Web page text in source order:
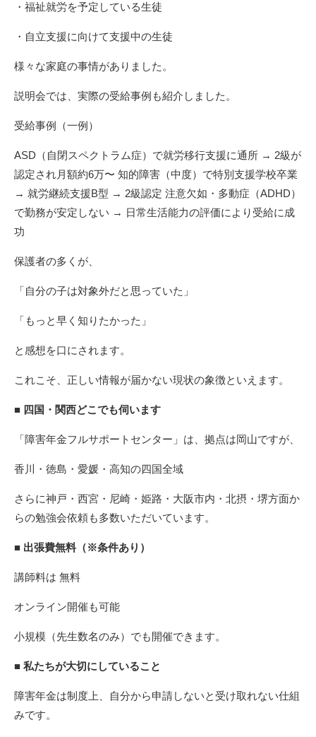
・福祉就労を予定している生徒
・自立支援に向けて支援中の生徒
様々な家庭の事情がありました。
説明会では、実際の受給事例も紹介しました。
受給事例（一例）
ASD（自閉スペクトラム症）で就労移行支援に通所 → 2級が
認定され月額約6万〜 知的障害（中度）で特別支援学校卒業
→ 就労継続支援B型 → 2級認定 注意欠如・多動症（ADHD）
で勤務が安定しない → 日常生活能力の評価により受給に成
功
保護者の多くが、
「自分の子は対象外だと思っていた」
「もっと早く知りたかった」
と感想を口にされます。
これこそ、正しい情報が届かない現状の象徴といえます。
■ 四国・関西どこでも伺います
「障害年金フルサポートセンター」は、拠点は岡山ですが、
香川・徳島・愛媛・高知の四国全域
さらに神戸・西宮・尼崎・姫路・大阪市内・北摂・堺方面か
らの勉強会依頼も多数いただいています。
■ 出張費無料（※条件あり）
講師料は 無料
オンライン開催も可能
小規模（先生数名のみ）でも開催できます。
■ 私たちが大切にしていること
障害年金は制度上、自分から申請しないと受け取れない仕組
みです。